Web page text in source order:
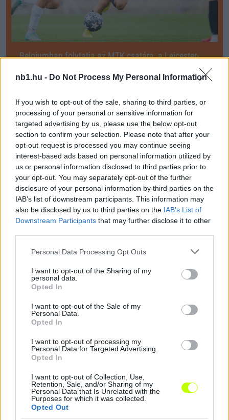
nb1.hu - Do Not Process My Personal Information
If you wish to opt-out of the sale, sharing to third parties, or
processing of your personal or sensitive information for
targeted advertising by us, please use the below opt-out
section to confirm your selection. Please note that after your
opt-out request is processed you may continue seeing
interest-based ads based on personal information utilized by
us or personal information disclosed to third parties prior to
your opt-out. You may separately opt-out of the further
disclosure of your personal information by third parties on the
IAB’s list of downstream participants. This information may
also be disclosed by us to third parties on the IAB’s List of
Downstream Participants that may further disclose it to other
Please note that this website/app uses one or more Google
not limited to your visit or usage behaviour. You may click to
grant or deny consent to Google and its third-party tags to
use your data for below specified purposes in below Google
consent section.
Personal Data Processing Opt Outs
I want to opt-out of the Sharing of my
personal data.
Opted In
I want to opt-out of the Sale of my
Personal Data.
Opted In
I want to opt-out of processing my
Personal Data for Targeted Advertising.
Opted In
I want to opt-out of Collection, Use,
Retention, Sale, and/or Sharing of my
Personal Data that Is Unrelated with the
Purposes for which it was collected.
Opted Out
Belgiumban folytatja az MTK csatára, a Leicester-
A NB1.hu július 10-én már jelezte, hogy az MTK egyik legnagyobb
megerősítette […]
2025.07.16 10:03
Megosztás:
KAPCSOLÓDÓ HÍREK
Hosszabbított a Honvéd külföldre vágyó fiatal
tehetsége
Három évvel hosszabbított a Kispest-Honvéddal a mindössze 17
éves Kovács Erik, aki már 16 évesen bemutatkozott az első